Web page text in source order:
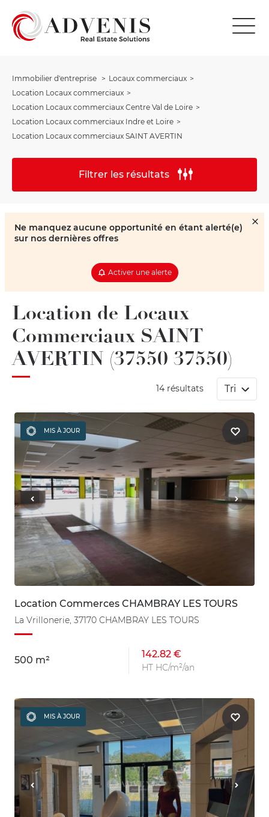
Immobilier d'entreprise
Locaux commerciaux
Location Locaux commerciaux
Location Locaux commerciaux Centre Val de Loire
Location Locaux commerciaux Indre et Loire
Location Locaux commerciaux SAINT AVERTIN
Filtrer les résultats
Ne manquez aucune opportunité en étant alerté(e)
sur nos dernières offres
Activer une alerte
Location de Locaux
Commerciaux SAINT
AVERTIN (37550 37550)
14 résultats Tri
MIS À JOUR
Location Commerces CHAMBRAY LES TOURS
La Vrillonerie, 37170 CHAMBRAY LES TOURS
500 m²
142.82 €
HT HC/m²/an
MIS À JOUR